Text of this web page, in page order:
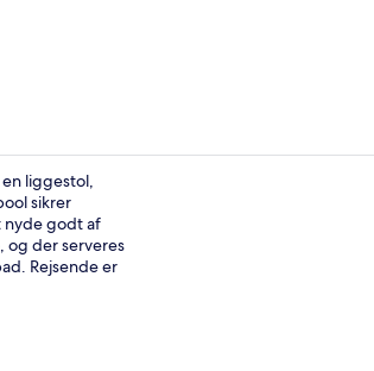
En privat strand, liggestole, parasoller,
liggestol,
sikrer
nyde godt af
og der serveres
Rejsende er